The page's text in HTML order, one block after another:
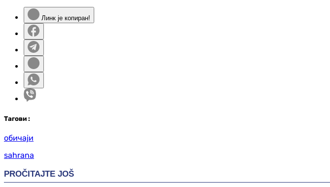
Линк је копиран!
Тагови :
обичаји
sahrana